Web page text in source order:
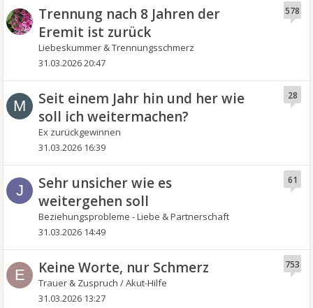
Trennung nach 8 Jahren der
Eremit ist zurück
Liebeskummer & Trennungsschmerz
578
31.03.2026 20:47
M
Seit einem Jahr hin und her wie
soll ich weitermachen?
Ex zurückgewinnen
28
31.03.2026 16:39
J
Sehr unsicher wie es
weitergehen soll
Beziehungsprobleme - Liebe & Partnerschaft
61
31.03.2026 14:49
E Keine Worte, nur Schmerz
Trauer & Zuspruch / Akut-Hilfe
753
31.03.2026 13:27